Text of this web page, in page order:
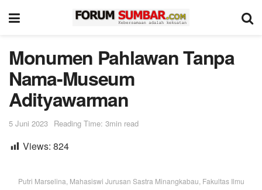
Monumen Pahlawan Tanpa
Nama-Museum
Adityawarman
5 Juni 2023 Reading Time: 3min read
Views: 824
Putri Marselina, Mahasiswi Jurusan Sastra Minangkabau, Fakultas Ilmu